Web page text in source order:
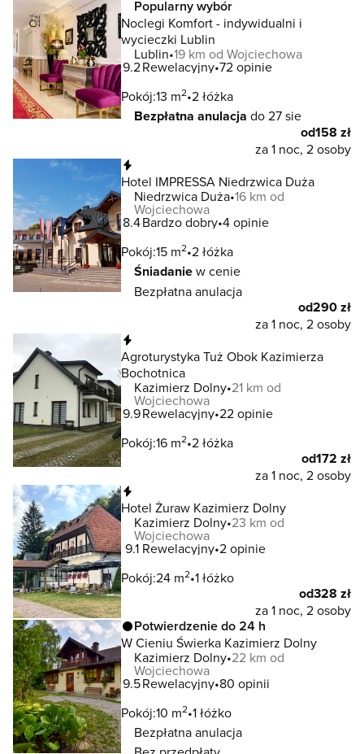
Popularny wybór
Noclegi Komfort - indywidualni i
wycieczki Lublin
Lublin 19 km od Wojciechowa
9.2Rewelacyjny 72 opinie
Pokój:13 m2 2 łóżka
Bezpłatna anulacja do 27 sie
od158 zł
za 1 noc, 2 osoby
Hotel IMPRESSA Niedrzwica Duża
Niedrzwica Duża 16 km od
Wojciechowa
8.4Bardzo dobry 4 opinie
Pokój:15 m2 2 łóżka
Śniadaniew cenie
Bezpłatna anulacja
od290 zł
za 1 noc, 2 osoby
Agroturystyka Tuż Obok Kazimierza
Bochotnica
Kazimierz Dolny 21 km od
Wojciechowa
9.9Rewelacyjny 22 opinie
Pokój:16 m2 2 łóżka
od172 zł
za 1 noc, 2 osoby
Hotel Żuraw Kazimierz Dolny
Kazimierz Dolny 23 km od
Wojciechowa
9.1 Rewelacyjny 2 opinie
Pokój:24 m2 1 łóżko
od328 zł
za 1 noc, 2 osoby
Potwierdzenie do 24 h
W Cieniu Świerka Kazimierz Dolny
Kazimierz Dolny 22 km od
Wojciechowa
9.5Rewelacyjny 80 opinii
Pokój:10 m2 1 łóżko
Bezpłatna anulacja